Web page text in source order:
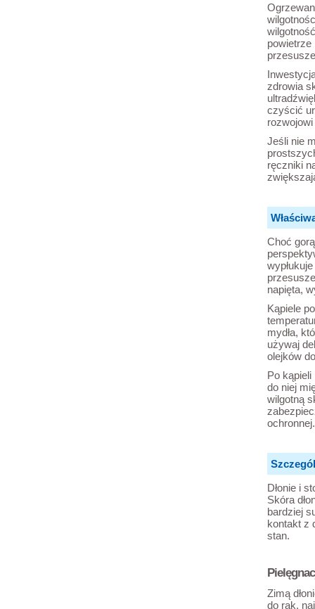
zdrowia
czyścić
Jeśli nie
ręczniki
Choć
napięta,
Kąpiele
mydła,
używaj
olejków
Po
do niej
wilgotną
ochronnej.
Dłonie i
Skóra
bardziej
kontakt z
stan.
Zimą
do rąk,